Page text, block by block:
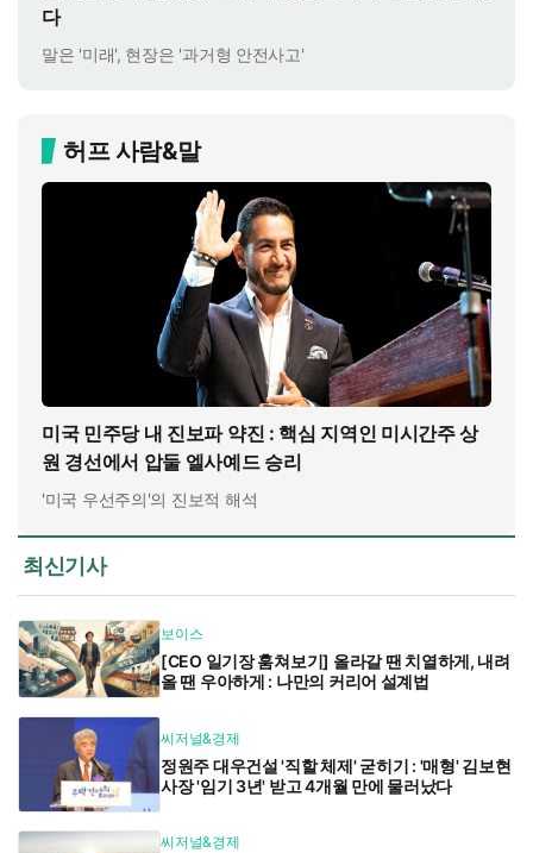
다
말은 '미래', 현장은 '과거형 안전사고'
허프 사람&말
미국 민주당 내 진보파 약진 : 핵심 지역인 미시간주 상
원 경선에서 압둘 엘사예드 승리
'미국 우선주의'의 진보적 해석
최신기사
보이스
[CEO 일기장 훔쳐보기] 올라갈 땐 치열하게, 내려
올 땐 우아하게 : 나만의 커리어 설계법
씨저널&경제
정원주 대우건설 '직할 체제' 굳히기 : '매형' 김보현
사장 '임기 3년' 받고 4개월 만에 물러났다
씨저널&경제